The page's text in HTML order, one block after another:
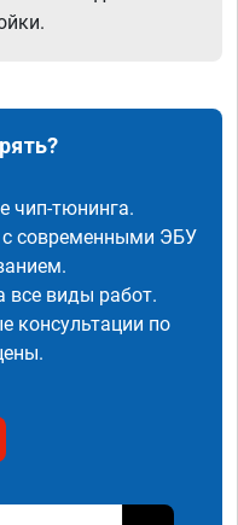
чип-тюнинга.
с современными ЭБУ
все виды работ.
консультации по